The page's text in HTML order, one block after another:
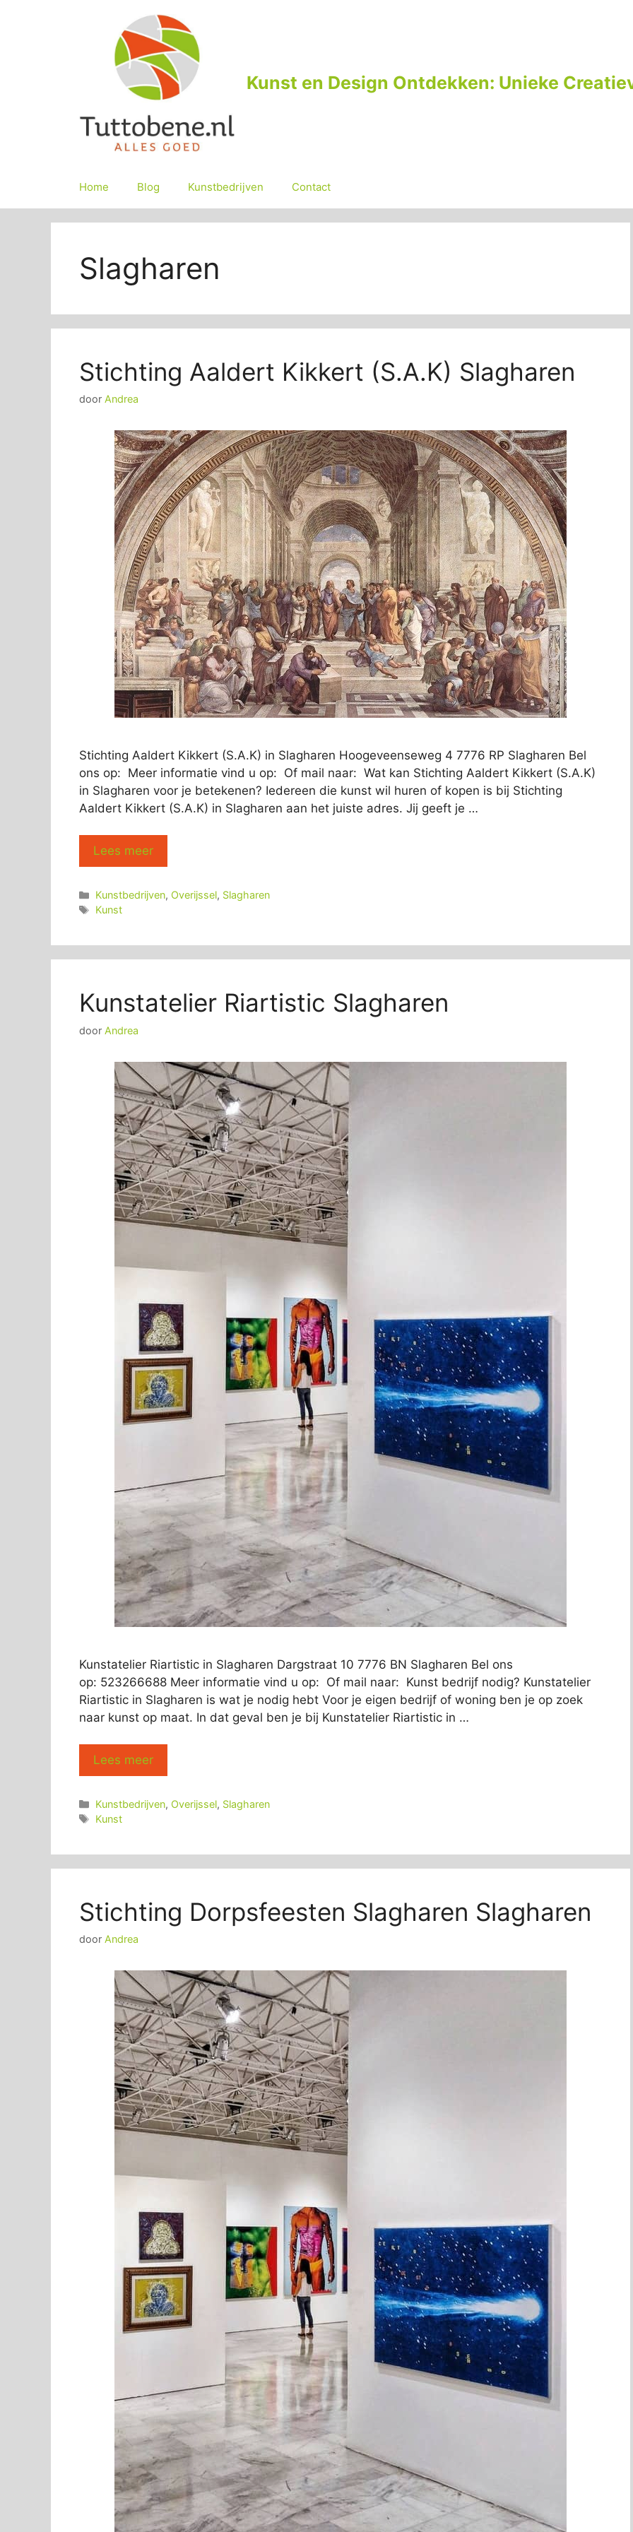
Kunst en Design Ontdekken: Unieke
Home Blog Kunstbedrijven Contact
Slagharen
Stichting Aaldert Kikkert (S.A.K) Slagharen
door Andrea
Stichting Aaldert Kikkert (S.A.K) in Slagharen Hoogeveenseweg 4 7776 RP Slagharen Bel
ons op: Meer informatie vind u op: Of mail naar: Wat kan Stichting Aaldert Kikkert (S.A.K)
in Slagharen voor je betekenen? Iedereen die kunst wil huren of kopen is bij Stichting
Aaldert Kikkert (S.A.K) in Slagharen aan het juiste adres. Jij geeft je …
Lees meer
Categorieën
Kunstbedrijven, Overijssel, Slagharen
Tags
Kunst
Kunstatelier Riartistic Slagharen
door Andrea
Kunstatelier Riartistic in Slagharen Dargstraat 10 7776 BN Slagharen Bel ons
op: 523266688 Meer informatie vind u op: Of mail naar: Kunst bedrijf nodig? Kunstatelier
Riartistic in Slagharen is wat je nodig hebt Voor je eigen bedrijf of woning ben je op zoek
naar kunst op maat. In dat geval ben je bij Kunstatelier Riartistic in …
Lees meer
Categorieën
Kunstbedrijven, Overijssel, Slagharen
Tags
Kunst
Stichting Dorpsfeesten Slagharen Slagharen
door Andrea